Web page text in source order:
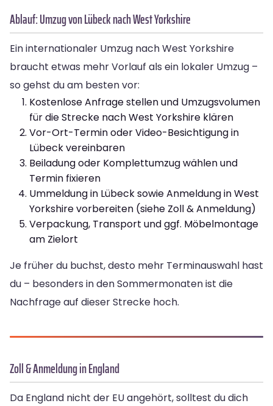
Ablauf: Umzug von Lübeck nach West Yorkshire
Ein internationaler Umzug nach West Yorkshire
braucht etwas mehr Vorlauf als ein lokaler Umzug –
so gehst du am besten vor:
Kostenlose Anfrage stellen und Umzugsvolumen
für die Strecke nach West Yorkshire klären
Vor-Ort-Termin oder Video-Besichtigung in
Lübeck vereinbaren
Beiladung oder Komplettumzug wählen und
Termin fixieren
Ummeldung in Lübeck sowie Anmeldung in West
Yorkshire vorbereiten (siehe Zoll & Anmeldung)
Verpackung, Transport und ggf. Möbelmontage
am Zielort
Je früher du buchst, desto mehr Terminauswahl hast
du – besonders in den Sommermonaten ist die
Nachfrage auf dieser Strecke hoch.
Zoll & Anmeldung in England
Da England nicht der EU angehört, solltest du dich